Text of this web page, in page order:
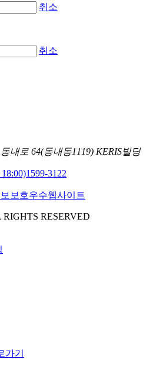
취소
취소
내로 64(동내동1119) KERIS빌딩
1599-3122
RESERVED
가기